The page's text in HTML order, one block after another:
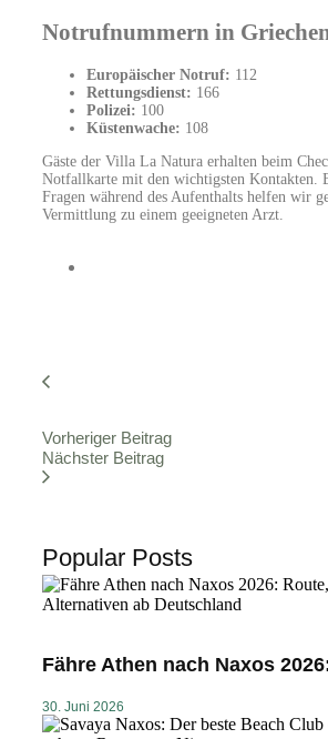
Notrufnummern in
Europäischer Notruf: 112
Rettungsdienst: 166
Polizei: 100
Küstenwache: 108
Gäste der Villa La Natura erhalten beim
Notfallkarte mit den wichtigsten Kontakten.
Fragen während des Aufenthalts helfen wir
Vermittlung zu einem geeigneten Arzt.
Vorheriger Beitrag
Nächster Beitrag
Popular Posts
Fähre Athen nach Naxos
30. Juni 2026